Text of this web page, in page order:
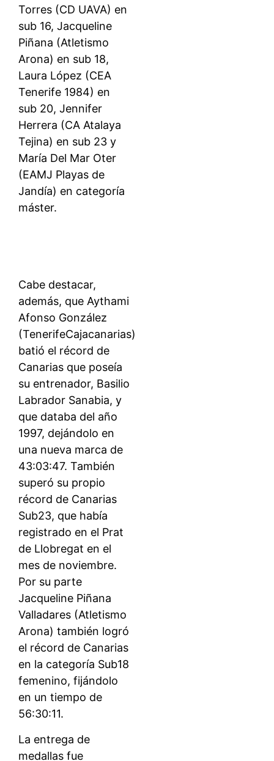
Torres (CD UAVA) en
sub 16, Jacqueline
Piñana (Atletismo
Arona) en sub 18,
Laura López (CEA
Tenerife 1984) en
sub 20, Jennifer
Herrera (CA Atalaya
Tejina) en sub 23 y
María Del Mar Oter
(EAMJ Playas de
Jandía) en categoría
máster.
Cabe destacar,
además, que Aythami
Afonso González
(TenerifeCajacanarias)
batió el récord de
Canarias que poseía
su entrenador, Basilio
Labrador Sanabia, y
que databa del año
1997, dejándolo en
una nueva marca de
43:03:47. También
superó su propio
récord de Canarias
Sub23, que había
registrado en el Prat
de Llobregat en el
mes de noviembre.
Por su parte
Jacqueline Piñana
Valladares (Atletismo
Arona) también logró
el récord de Canarias
en la categoría Sub18
femenino, fijándolo
en un tiempo de
56:30:11.
La entrega de
medallas fue